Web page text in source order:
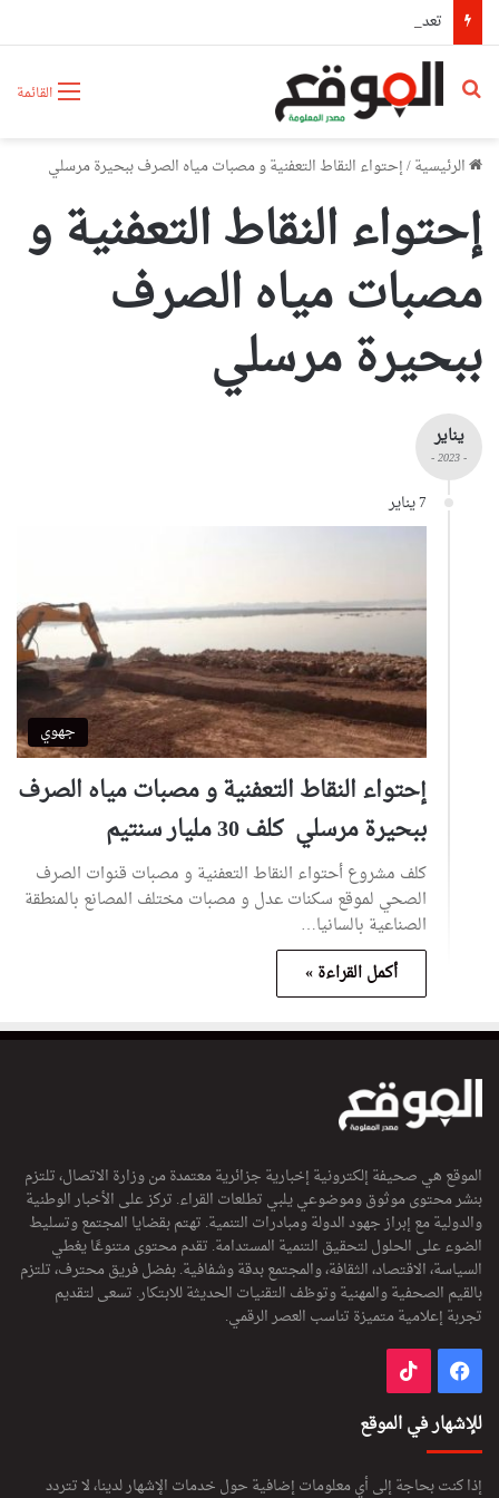
تعديل رزنامة الدخول المدرسي
القائمة بحث عن
الرئيسية/إحتواء النقاط التعفنية و مصبات مياه الصرف ببحيرة مرسلي
إحتواء النقاط التعفنية و
مصبات مياه الصرف
ببحيرة مرسلي
يناير
- 2023 -
7 يناير
جهوي
إحتواء النقاط التعفنية و مصبات مياه الصرف
ببحيرة مرسلي كلف 30 مليار سنتيم
كلف مشروع أحتواء النقاط التعفنية و مصبات قنوات الصرف
الصحي لموقع سكنات عدل و مصبات مختلف المصانع بالمنطقة
الصناعية بالسانيا…
أكمل القراءة »
الموقع هي صحيفة إلكترونية إخبارية جزائرية معتمدة من وزارة الاتصال، تلتزم
بنشر محتوى موثوق وموضوعي يلبي تطلعات القراء. تركز على الأخبار الوطنية
والدولية مع إبراز جهود الدولة ومبادرات التنمية. تهتم بقضايا المجتمع وتسليط
الضوء على الحلول لتحقيق التنمية المستدامة. تقدم محتوى متنوعًا يغطي
السياسة، الاقتصاد، الثقافة، والمجتمع بدقة وشفافية. بفضل فريق محترف، تلتزم
بالقيم الصحفية والمهنية وتوظف التقنيات الحديثة للابتكار. تسعى لتقديم
تجربة إعلامية متميزة تناسب العصر الرقمي.
فيسبوك
للإشهار في الموقع
إذا كنت بحاجة إلى أي معلومات إضافية حول خدمات الإشهار لدينا، لا تتردد